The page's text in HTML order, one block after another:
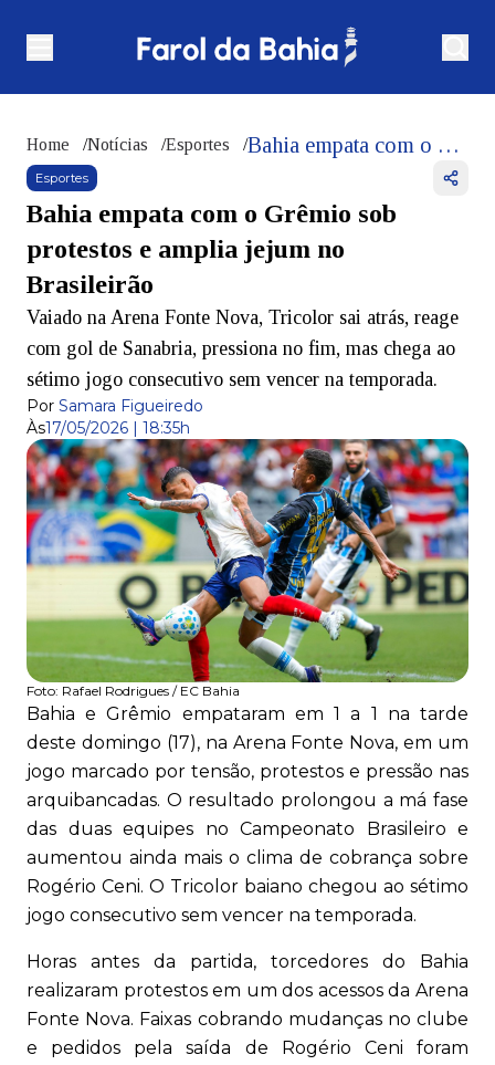
Home /Notícias /Esportes / Bahia empata com o Grêmio sob protestos e amplia jejum no Brasileirão
Esportes
Bahia empata com o Grêmio sob
protestos e amplia jejum no
Brasileirão
Vaiado na Arena Fonte Nova, Tricolor sai atrás, reage
com gol de Sanabria, pressiona no fim, mas chega ao
sétimo jogo consecutivo sem vencer na temporada.
Por Samara Figueiredo
Às17/05/2026 | 18:35h
Foto: Rafael Rodrigues / EC Bahia
Bahia e Grêmio empataram em 1 a 1 na tarde
deste domingo (17), na Arena Fonte Nova, em um
jogo marcado por tensão, protestos e pressão nas
arquibancadas. O resultado prolongou a má fase
das duas equipes no Campeonato Brasileiro e
aumentou ainda mais o clima de cobrança sobre
Rogério Ceni. O Tricolor baiano chegou ao sétimo
jogo consecutivo sem vencer na temporada.
Horas antes da partida, torcedores do Bahia
realizaram protestos em um dos acessos da Arena
Fonte Nova. Faixas cobrando mudanças no clube
e pedidos pela saída de Rogério Ceni foram